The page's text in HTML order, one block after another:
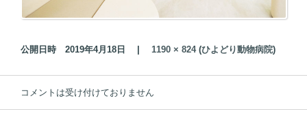
公開日時 2019年4月18日 | 1190 × 824(ひよどり動物病院)
コメントは受け付けておりません